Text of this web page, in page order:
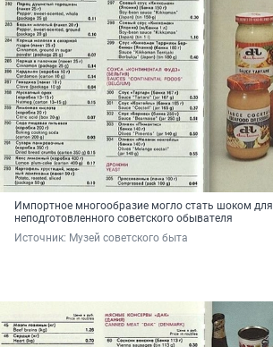
Импортное многообразие могло стать шоком для
неподготовленного советского обывателя
Источник: Музей советского быта